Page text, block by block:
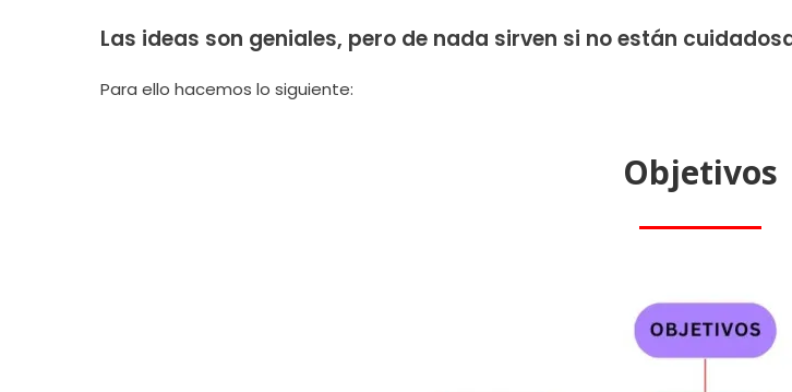
Las ideas son geniales, pero de nada sirven si no están
Para ello hacemos lo siguiente:
Objetivos